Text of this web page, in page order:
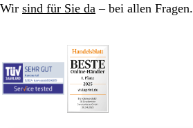
Wir sind für Sie da – bei allen Fragen.